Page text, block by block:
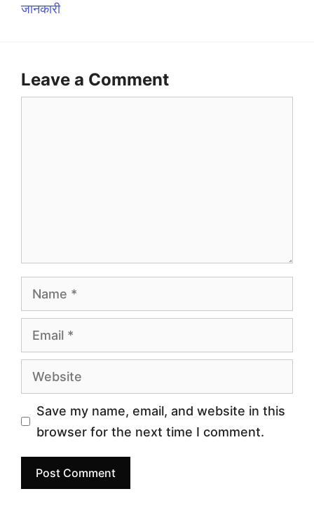
जानकारी
Leave a Comment
Name
Email
Website
Save my name, email, and website in this
browser for the next time I comment.